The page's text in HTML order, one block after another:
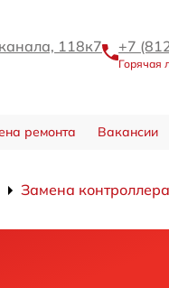
118к7 +7
Горячая
ремонта Вакансии
Замена